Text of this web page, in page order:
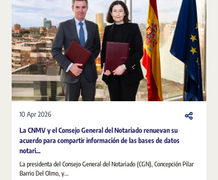
10 Apr 2026
La CNMV y el Consejo General del Notariado renuevan su
acuerdo para compartir información de las bases de datos
notari...
La presidenta del Consejo General del Notariado (CGN), Concepción Pilar
Barrio Del Olmo, y...